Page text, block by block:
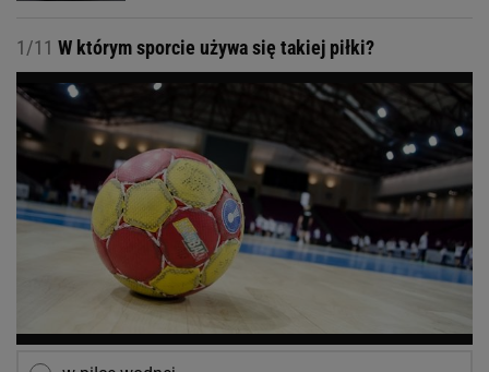
1/11 W którym sporcie używa się takiej piłki?